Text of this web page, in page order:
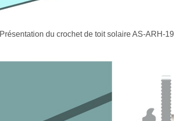
Présentation du crochet de toit solaire AS-ARH-19